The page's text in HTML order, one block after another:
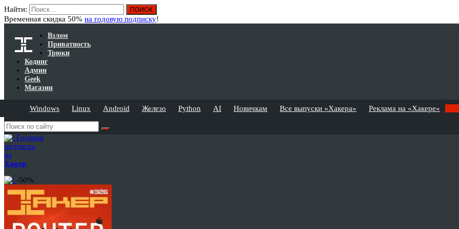
Найти:
Временная скидка 50% на годовую подписку!
Взлом
Приватность
Трюки
Кодинг
Админ
Geek
Магазин
Windows Linux Android Железо Python AI Новичкам Все выпуски «Хакера» Реклама на «Хакере»
Годовая
подписка
на
Хакер
-50%